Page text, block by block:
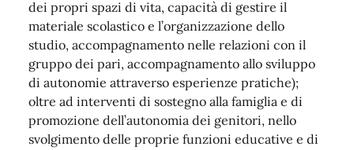
dei propri spazi di vita, capacità di gestire il
materiale scolastico e l’organizzazione dello
studio, accompagnamento nelle relazioni con il
gruppo dei pari, accompagnamento allo sviluppo
di autonomie attraverso esperienze pratiche);
oltre ad interventi di sostegno alla famiglia e di
promozione dell’autonomia dei genitori, nello
svolgimento delle proprie funzioni educative e di